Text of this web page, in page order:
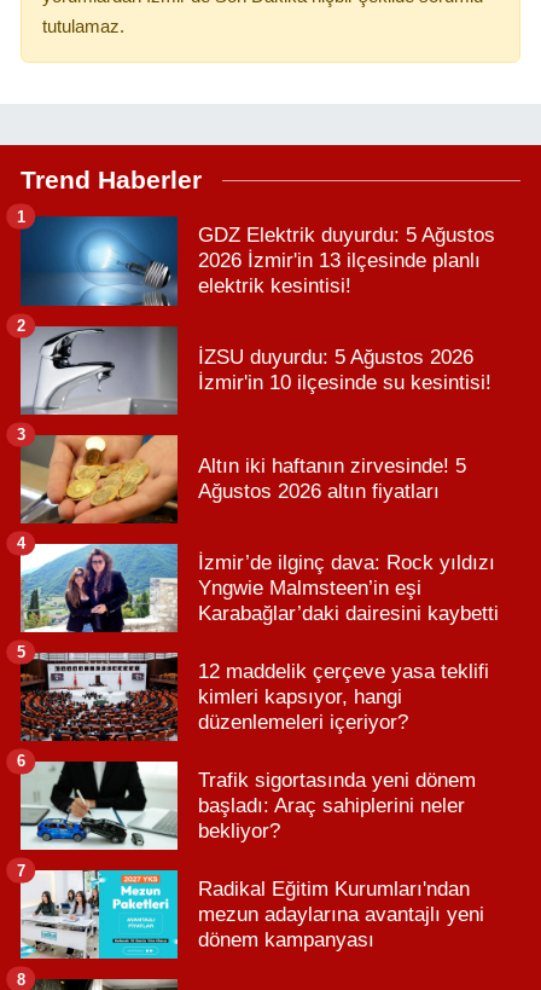
tutulamaz.
Trend Haberler
GDZ Elektrik duyurdu: 5 Ağustos
2026 İzmir'in 13 ilçesinde planlı
elektrik kesintisi!
1
İZSU duyurdu: 5 Ağustos 2026
İzmir'in 10 ilçesinde su kesintisi!
2
Altın iki haftanın zirvesinde! 5
Ağustos 2026 altın fiyatları
3
İzmir’de ilginç dava: Rock yıldızı
Yngwie Malmsteen’in eşi
Karabağlar’daki dairesini kaybetti
4
12 maddelik çerçeve yasa teklifi
kimleri kapsıyor, hangi
düzenlemeleri içeriyor?
5
Trafik sigortasında yeni dönem
başladı: Araç sahiplerini neler
bekliyor?
6
Radikal Eğitim Kurumları'ndan
mezun adaylarına avantajlı yeni
dönem kampanyası
7
8